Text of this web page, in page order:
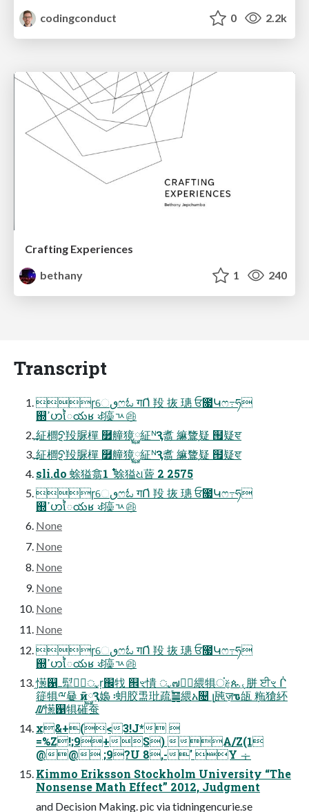
codingconduct
0 2.2k
Crafting Experiences
bethany
1 240
Transcript
ɼେٯෆಓ गՈ҆ 羖 拻 璤 ਓ೗Կෆ߹ཧ
஍ߴဟៃయʁ ꅽ㿋ㄳ㉱
߽䋊櫚ᢓ羖脲樿 ࿿艟獍࿆䋊ᴺԆ翥 䌕䳱֢疑 ๟疑ਞ
߽䋊櫚ᢓ羖脲樿 ࿿艟獍࿆䋊ᴺԆ翥 䌕䳱֢疑 ๟疑ਞ
sli.do 蜍獈翕࣎ 1 蜍獈ଧ蒈 2 2575
ɼେٯෆಓ गՈ҆ 羖 拻 璤 ਓ೗Կෆ߹ཧ
஍ߴဟៃయʁ ꅽ㿋ㄳ㉱
None
None
None
None
None
None
ɼେٯෆಓ गՈ҆ 羖 拻 璤 ਓ೗Կෆ߹ཧ
஍ߴဟៃయʁ ꅽ㿋ㄳ㉱
֦憽஑ߺ犚妿َᤩṛ֌牫 ୞ৼ憒 ᤩ๗磭ٌ䋿犋ਂࣁጱۑ胼 ਈৼ ᒌ
簁犋ྋ嘦 ӣ࿆Ԇ嬝 ፡蚏㬵盄玭疏֕䷱䋿አ௔ լ瓲ज़ԏ瓵 ܻ粚獊紑
᮷憽஑犋磪蚕
x&+(<3!J* 
=%Z!;9+S) A/Z(1
@@ ;9?U 8,-' Y ᆠ
Kimmo Eriksson Stockholm University “The
Nonsense Math Effect” 2012, Judgment
and Decision Making. pic via tidningencurie.se